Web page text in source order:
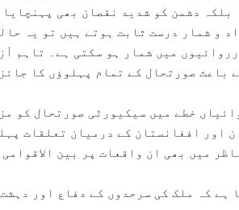
دشمن کو شدید نقصان بھی پہنچایا
و شمار درست ثابت ہوتے ہیں تو یہ
میں شمار ہو سکتی ہے۔ تاہم
باعث صورتحال کے تمام پہلوؤں کا
خطے میں سیکیورٹی صورتحال کو
اور افغانستان کے درمیان تعلقات
میں بھی ان واقعات پر بین
ہے کہ ملک کی سرحدوں کے دفاع اور